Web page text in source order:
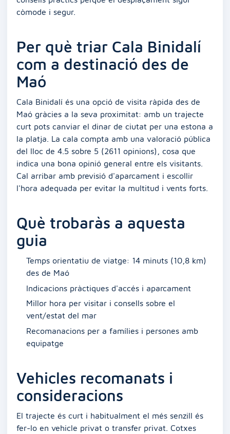
còmode i segur.
Per què triar Cala Binidalí
com a destinació des de
Maó
Cala Binidalí és una opció de visita ràpida des de
Maó gràcies a la seva proximitat: amb un trajecte
curt pots canviar el dinar de ciutat per una estona a
la platja. La cala compta amb una valoració pública
del lloc de 4.5 sobre 5 (2611 opinions), cosa que
indica una bona opinió general entre els visitants.
Cal arribar amb previsió d'aparcament i escollir
l'hora adequada per evitar la multitud i vents forts.
Què trobaràs a aquesta
guia
Temps orientatiu de viatge: 14 minuts (10,8 km)
des de Maó
Indicacions pràctiques d'accés i aparcament
Millor hora per visitar i consells sobre el
vent/estat del mar
Recomanacions per a famílies i persones amb
equipatge
Vehicles recomanats i
consideracions
El trajecte és curt i habitualment el més senzill és
fer-lo en vehicle privat o transfer privat. Cotxes